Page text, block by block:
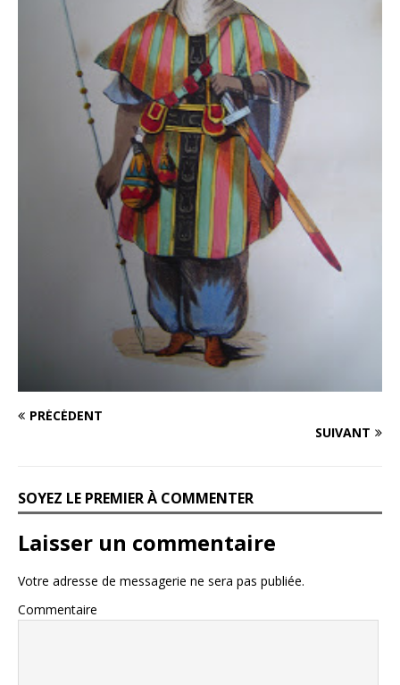
PRÉCÉDENT
SUIVANT
SOYEZ LE PREMIER À COMMENTER
Laisser un commentaire
Votre adresse de messagerie ne sera pas publiée.
Commentaire